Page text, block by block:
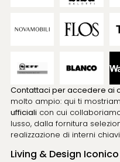
Contattaci per accedere ai
molto ampio: qui ti
ufficiali con cui
lusso, dalla fornitura
realizzazione di interni
Living & Design Iconico